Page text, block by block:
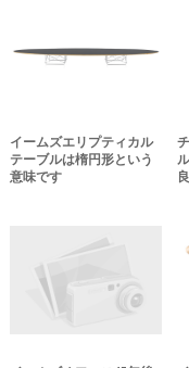
イームズエリプティカル
テーブルは楕円形という
意味です